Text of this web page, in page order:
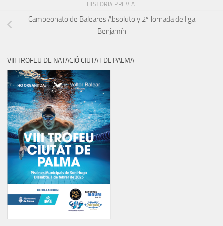
HISTORIA PREVIA
Campeonato de Baleares Absoluto y 2º Jornada de liga
Benjamín
VIII TROFEU DE NATACIÓ CIUTAT DE PALMA